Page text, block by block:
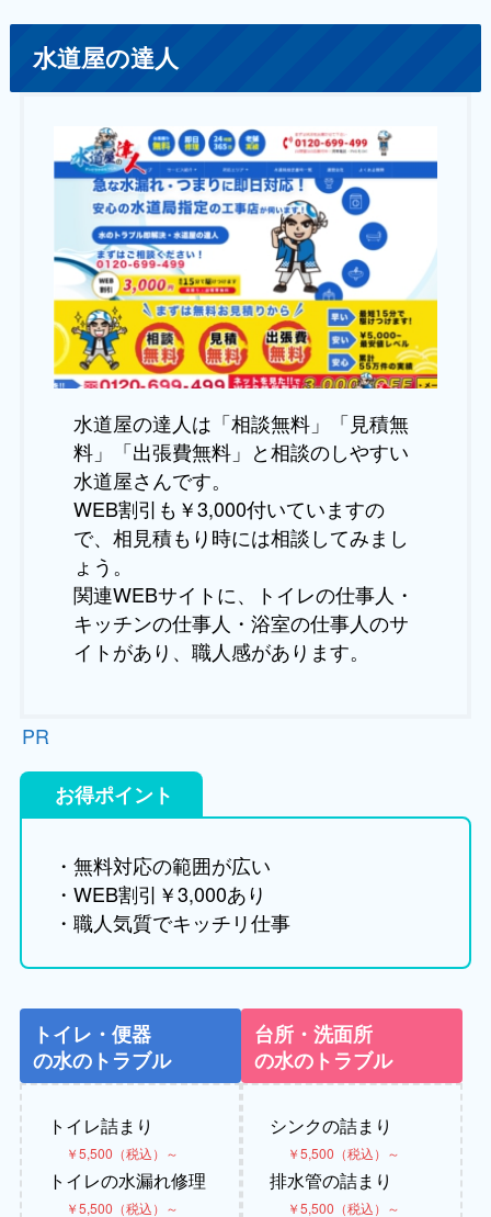
水道屋の達人
水道屋の達人は「相談無料」「見積無
料」「出張費無料」と相談のしやすい
水道屋さんです。
WEB割引も￥3,000付いていますの
で、相見積もり時には相談してみまし
ょう。
関連WEBサイトに、トイレの仕事人・
キッチンの仕事人・浴室の仕事人のサ
イトがあり、職人感があります。
PR
お得ポイント
・無料対応の範囲が広い
・WEB割引￥3,000あり
・職人気質でキッチリ仕事
トイレ・便器
の水のトラブル
トイレ詰まり
￥5,500（税込）～
トイレの水漏れ修理
￥5,500（税込）～
台所・洗面所
の水のトラブル
シンクの詰まり
￥5,500（税込）～
排水管の詰まり
￥5,500（税込）～